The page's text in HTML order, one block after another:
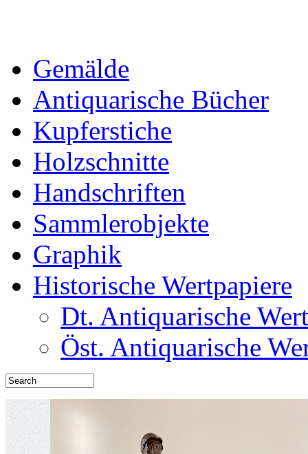
Gemälde
Antiquarische Bücher
Kupferstiche
Holzschnitte
Handschriften
Sammlerobjekte
Graphik
Historische Wertpapiere
Dt. Antiquarische
Öst. Antiquarische